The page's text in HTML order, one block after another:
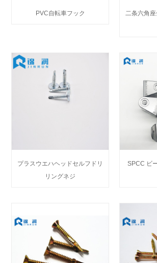
PVC自転車フック
二条六角
プラスウエハヘッドセルフドリ
リングネジ
SPCC ビ